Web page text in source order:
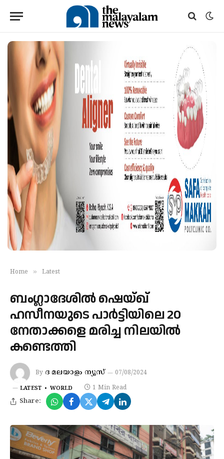
Home » Latest
ബംഗ്ലാദേശിൽ ഷെയ്ഖ്
ഹസീനയുടെ പാർട്ടിയിലെ 20
നേതാക്കളെ മരിച്ച നിലയിൽ
കണ്ടെത്തി
By ദ മലയാളം ന്യൂസ് 07/08/2024
LATEST WORLD 1 Min Read
Share: